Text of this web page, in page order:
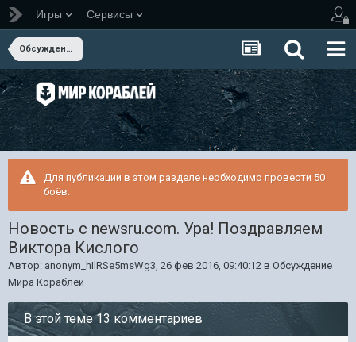
Игры Сервисы
Обсуждение Мира Кораблей
Для публикации в этом разделе необходимо провести 50
боёв.
Новость с newsru.com. Ура! Поздравляем
Виктора Кислого
Автор: anonym_hIlRSe5msWg3, 26 фев 2016, 09:40:12 в Обсуждение
Мира Кораблей
В этой теме 13 комментариев